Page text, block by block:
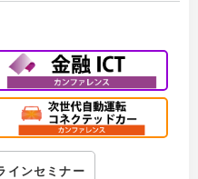
インセミナー